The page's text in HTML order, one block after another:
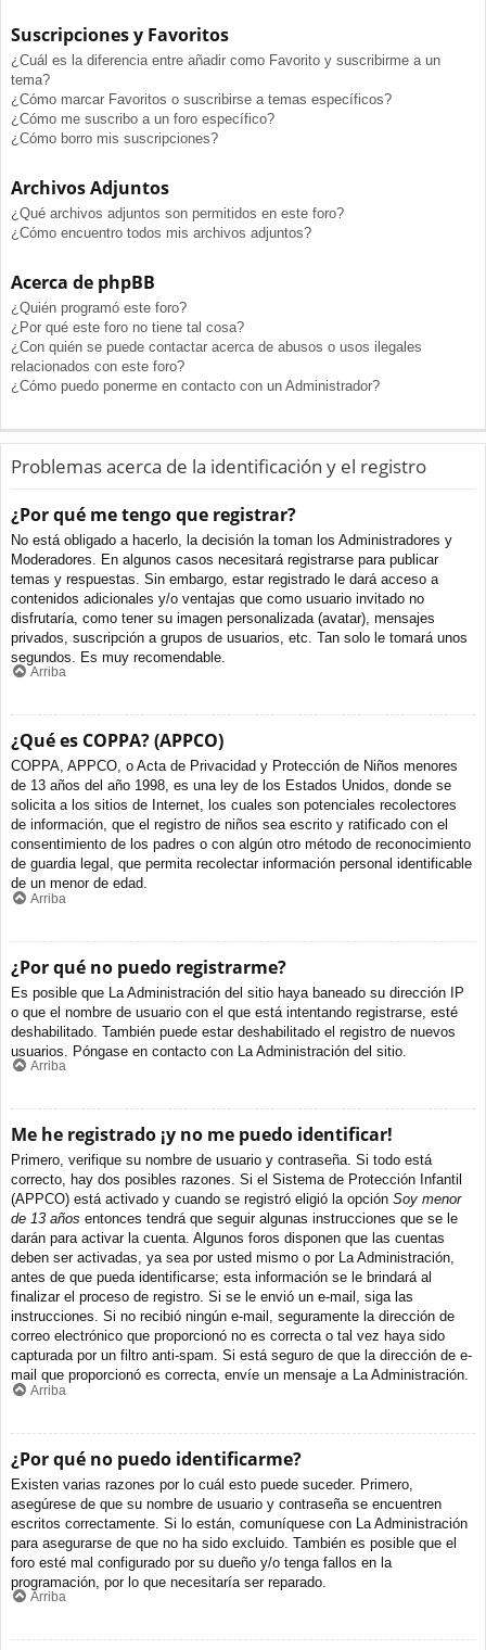
Suscripciones y Favoritos
¿Cuál es la diferencia entre añadir como Favorito y suscribirme a un
tema?
¿Cómo marcar Favoritos o suscribirse a temas específicos?
¿Cómo me suscribo a un foro específico?
¿Cómo borro mis suscripciones?
Archivos Adjuntos
¿Qué archivos adjuntos son permitidos en este foro?
¿Cómo encuentro todos mis archivos adjuntos?
Acerca de phpBB
¿Quién programó este foro?
¿Por qué este foro no tiene tal cosa?
¿Con quién se puede contactar acerca de abusos o usos ilegales
relacionados con este foro?
¿Cómo puedo ponerme en contacto con un Administrador?
Problemas acerca de la identificación y el registro
¿Por qué me tengo que registrar?
No está obligado a hacerlo, la decisión la toman los Administradores y
Moderadores. En algunos casos necesitará registrarse para publicar
temas y respuestas. Sin embargo, estar registrado le dará acceso a
contenidos adicionales y/o ventajas que como usuario invitado no
disfrutaría, como tener su imagen personalizada (avatar), mensajes
privados, suscripción a grupos de usuarios, etc. Tan solo le tomará unos
segundos. Es muy recomendable.
Arriba
¿Qué es COPPA? (APPCO)
COPPA, APPCO, o Acta de Privacidad y Protección de Niños menores
de 13 años del año 1998, es una ley de los Estados Unidos, donde se
solicita a los sitios de Internet, los cuales son potenciales recolectores
de información, que el registro de niños sea escrito y ratificado con el
consentimiento de los padres o con algún otro método de reconocimiento
de guardia legal, que permita recolectar información personal identificable
de un menor de edad.
Arriba
¿Por qué no puedo registrarme?
Es posible que La Administración del sitio haya baneado su dirección IP
o que el nombre de usuario con el que está intentando registrarse, esté
deshabilitado. También puede estar deshabilitado el registro de nuevos
usuarios. Póngase en contacto con La Administración del sitio.
Arriba
Me he registrado ¡y no me puedo identificar!
Primero, verifique su nombre de usuario y contraseña. Si todo está
correcto, hay dos posibles razones. Si el Sistema de Protección Infantil
(APPCO) está activado y cuando se registró eligió la opción Soy menor
de 13 años entonces tendrá que seguir algunas instrucciones que se le
darán para activar la cuenta. Algunos foros disponen que las cuentas
deben ser activadas, ya sea por usted mismo o por La Administración,
antes de que pueda identificarse; esta información se le brindará al
finalizar el proceso de registro. Si se le envió un e-mail, siga las
instrucciones. Si no recibió ningún e-mail, seguramente la dirección de
correo electrónico que proporcionó no es correcta o tal vez haya sido
capturada por un filtro anti-spam. Si está seguro de que la dirección de e-
mail que proporcionó es correcta, envíe un mensaje a La Administración.
Arriba
¿Por qué no puedo identificarme?
Existen varias razones por lo cuál esto puede suceder. Primero,
asegúrese de que su nombre de usuario y contraseña se encuentren
escritos correctamente. Si lo están, comuníquese con La Administración
para asegurarse de que no ha sido excluido. También es posible que el
foro esté mal configurado por su dueño y/o tenga fallos en la
programación, por lo que necesitaría ser reparado.
Arriba